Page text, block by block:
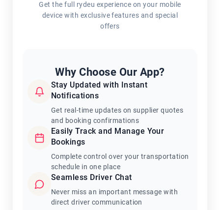
Get the full rydeu experience on your mobile
device with exclusive features and special
offers
Why Choose Our App?
Stay Updated with Instant
Notifications
Get real-time updates on supplier quotes
and booking confirmations
Easily Track and Manage Your
Bookings
Complete control over your transportation
schedule in one place
Seamless Driver Chat
Never miss an important message with
direct driver communication